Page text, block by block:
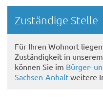
Randspalte
Zuständige Stelle
Für Ihren Wohnort
Zuständigkeit in
können Sie im Bürger-
Sachsen-Anhalt weitere